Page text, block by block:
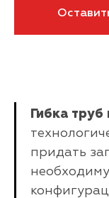
Гибка
придать